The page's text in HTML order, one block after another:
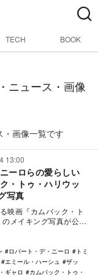
TECH BOOK
ニュース・画像
・画像一覧です
13:00
ーロらの愛らしい
・トゥ・ハリウッ
写真
映画『カムバック・ト
メイキング写真が公開
ロバート・デ・ニー
ロバート・デ・ニーロ
トミ
エミール・ハーシュ
ザッ
ギャロ
カムバック・トゥ・